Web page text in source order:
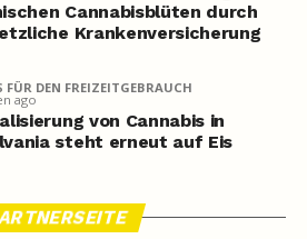
Cannabisblüten durch
Krankenversicherung
FÜR DEN FREIZEITGEBRAUCH
ago
von Cannabis in
steht erneut auf Eis